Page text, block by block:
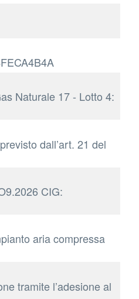
Naturale 17 - Lotto 4:
dall’art. 21 del
CIG:
aria compressa
tramite l’adesione al